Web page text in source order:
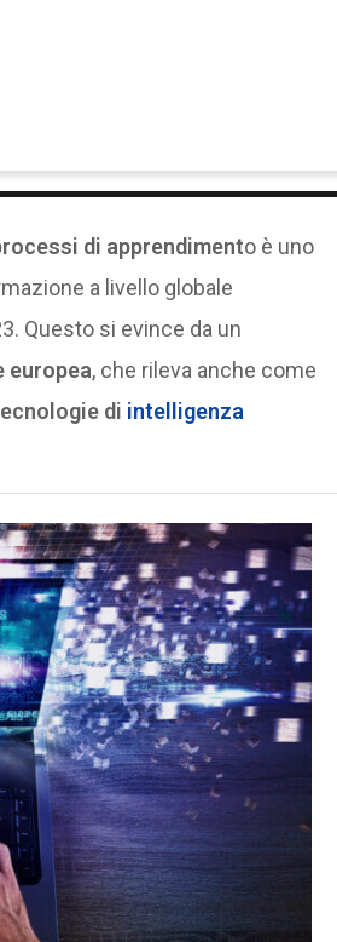
di apprendimento è uno
a livello globale
Questo si evince da un
europea, che rileva anche come
di intelligenza